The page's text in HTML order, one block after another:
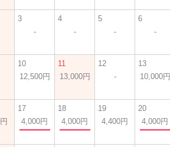
3
-
4
-
5
-
6
-
10
12,500円
11
13,000円
12
-
13
10,000円
17
4,000円
18
4,000円
19
4,400円
20
4,000円